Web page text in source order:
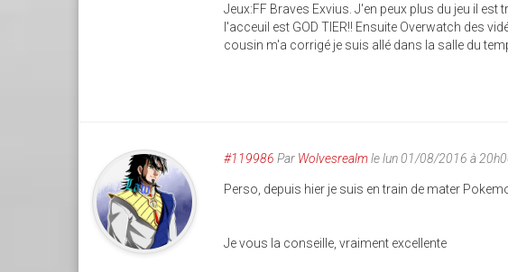
Jeux:FF Braves Exvius. J'en peux plus du jeu il
l'acceuil est GOD TIER!! Ensuite Overwatch des
cousin m'a corrigé je suis allé dans la salle du
#119986 Par Wolvesrealmle lun 01/08/2016 à
Perso, depuis hier je suis en train de mater
Je vous la conseille, vraiment excellente